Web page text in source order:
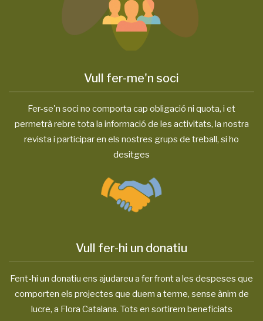
Vull fer-me'n soci
Fer-se'n soci no comporta cap obligació ni quota, i et
permetrà rebre tota la informació de les activitats, la nostra
revista i participar en els nostres grups de treball, si ho
desitges
Vull fer-hi un donatiu
Fent-hi un donatiu ens ajudareu a fer front a les despeses que
comporten els projectes que duem a terme, sense ànim de
lucre, a Flora Catalana. Tots en sortirem beneficiats